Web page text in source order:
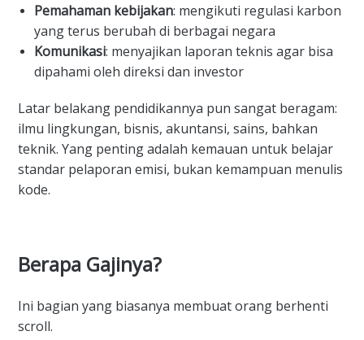
Pemahaman kebijakan: mengikuti regulasi karbon
yang terus berubah di berbagai negara
Komunikasi: menyajikan laporan teknis agar bisa
dipahami oleh direksi dan investor
Latar belakang pendidikannya pun sangat beragam:
ilmu lingkungan, bisnis, akuntansi, sains, bahkan
teknik. Yang penting adalah kemauan untuk belajar
standar pelaporan emisi, bukan kemampuan menulis
kode.
Berapa Gajinya?
Ini bagian yang biasanya membuat orang berhenti
scroll.